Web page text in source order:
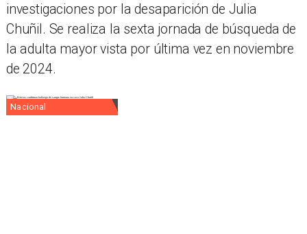
investigaciones por la desaparición de Julia
Chuñil. Se realiza la sexta jornada de búsqueda de
la adulta mayor vista por última vez en noviembre
de 2024.
Nacional